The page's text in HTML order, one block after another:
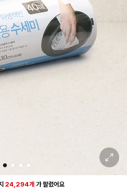
1 2 3 4
확대 보기
24,294개 가팔렸어요